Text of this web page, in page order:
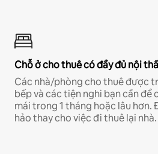
Chỗ ở cho thuê có đầy đủ nội
Các nhà/phòng cho thuê được
bếp và các tiện nghi bạn cần để
mái trong 1 tháng hoặc lâu hơn.
hảo thay cho việc đi thuê lại nhà.